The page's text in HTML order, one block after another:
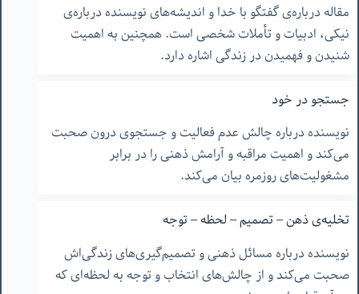
مقاله درباره‌ی گفتگو با خدا و اندیشه‌های نویسنده درباره‌ی
نیکی، ادبیات و تأملات شخصی است. همچنین به اهمیت
شنیدن و فهمیدن در زندگی اشاره دارد.
جستجو در خود
نویسنده درباره چالش عدم فعالیت و جستجوی درون صحبت
می‌کند و اهمیت مراقبه و آرامش ذهنی را در برابر
مشغولیت‌های روزمره بیان می‌کند.
تخلیه‌ی ذهن – تصمیم – لحظه – توجه
نویسنده درباره مسائل ذهنی و تصمیم‌گیری‌های زندگی‌اش
صحبت می‌کند و از چالش‌های انتخاب و توجه به لحظه‌ای که